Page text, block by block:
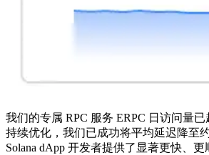
我们的专属 RPC 服务 ERPC 日访问量
持续优化，我们已成功将平均延迟降至
Solana dApp 开发者提供了显著更快、更